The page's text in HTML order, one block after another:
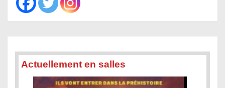
Actuellement en salles